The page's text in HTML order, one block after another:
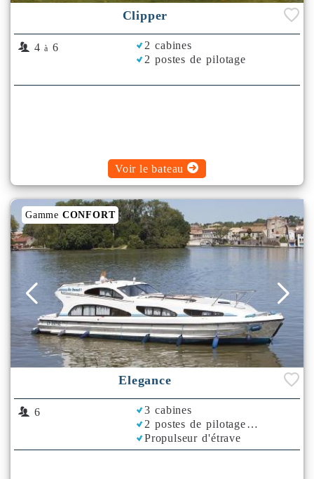
Clipper
4 à 6
2 cabines
2 postes de pilotage
Voir le bateau
Gamme CONFORT
Elegance
6
3 cabines
2 postes de pilotage
Propulseur d'étrave
Rafraichisseur d'Air